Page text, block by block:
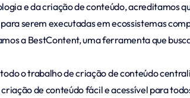
e da criação de conteúdo,
serem executadas em ecossistemas
a BestContent, uma ferramenta que
o trabalho de criação de conteúdo
de conteúdo fácil e acessível para